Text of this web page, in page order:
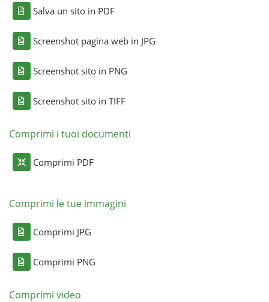
Salva un sito in PDF
Screenshot pagina web in JPG
Screenshot sito in PNG
Screenshot sito in TIFF
Comprimi i tuoi documenti
Comprimi PDF
Comprimi le tue immagini
Comprimi JPG
Comprimi PNG
Comprimi video